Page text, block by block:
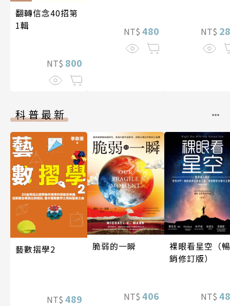
翻轉信念40招第
1輯
NT$ 800
NT$ 480 NT$
科普最新
藝數摺學2
NT$ 489
脆弱的一瞬
NT$ 406
裸眼看星空（暢
銷修訂版）
NT$